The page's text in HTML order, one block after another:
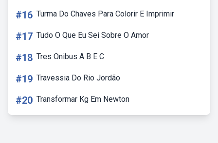
#16 Turma Do Chaves Para Colorir E Imprimir
#17 Tudo O Que Eu Sei Sobre O Amor
#18 Tres Onibus A B E C
#19 Travessia Do Rio Jordão
#20 Transformar Kg Em Newton